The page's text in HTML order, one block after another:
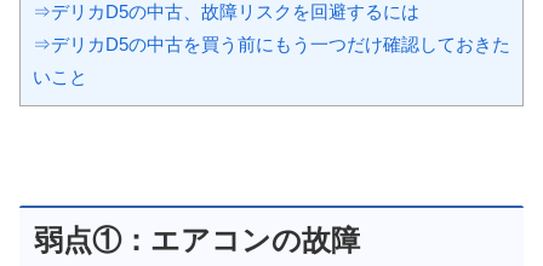
⇒デリカD5の中古、故障リスクを回避するには
⇒デリカD5の中古を買う前にもう一つだけ確認しておきた
いこと
弱点①：エアコンの故障